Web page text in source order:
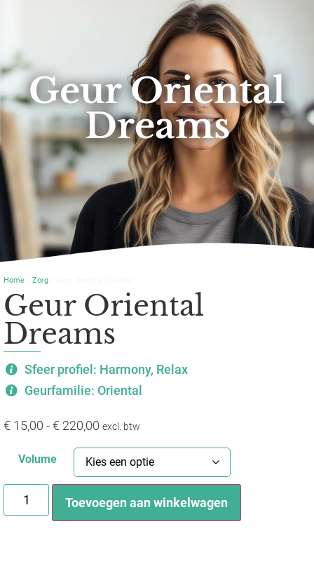
Geur Oriental
Dreams
Home Zorg
Geur Oriental
Dreams
Sfeer profiel: Harmony, Relax
Geurfamilie: Oriental
€ 15,00 -€ 220,00 excl. btw
Volume
Toevoegen aan winkelwagen